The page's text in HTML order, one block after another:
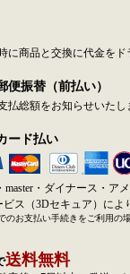
に商品と交換に代金をド
便振替（前払い）
払総額をお知らせいた
ード払い
master・ダイナース・ア
ス（3Dセキュア）によ
のお支払い手続きをご利用の
送料無料